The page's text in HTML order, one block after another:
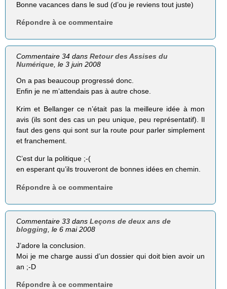
Bonne vacances dans le sud (d’ou je reviens tout juste)
Répondre à ce commentaire
Commentaire 34 dansRetour des Assises du
Numérique, le 3 juin 2008
On a pas beaucoup progressé donc.
Enfin je ne m’attendais pas à autre chose.
Krim et Bellanger ce n’était pas la meilleure idée à mon
avis (ils sont des cas un peu unique, peu représentatif). Il
faut des gens qui sont sur la route pour parler simplement
et franchement.
C’est dur la politique ;-(
en esperant qu’ils trouveront de bonnes idées en chemin.
Répondre à ce commentaire
Commentaire 33 dansLeçons de deux ans de
blogging , le 6 mai 2008
J’adore la conclusion.
Moi je me charge aussi d’un dossier qui doit bien avoir un
an ;-D
Répondre à ce commentaire